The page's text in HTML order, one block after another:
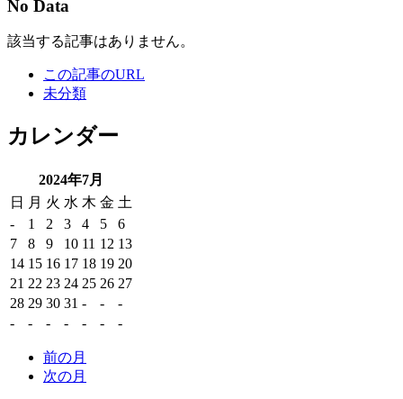
No Data
該当する記事はありません。
この記事のURL
未分類
カレンダー
2024年7月
日
月 火 水 木 金 土
-
1 2 3 4 5
6
7
8 9 10 11 12 13
14 15 16 17 18 19 20
21 22 23 24 25 26 27
28 29 30 31 - -
-
-
- - - - - -
前の月
次の月